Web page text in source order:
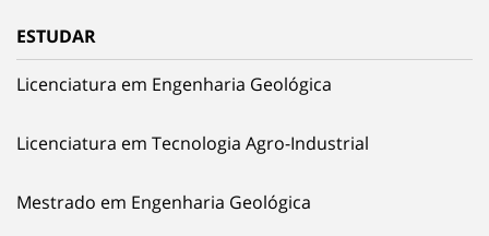
ESTUDAR
Licenciatura em Engenharia Geológica
Licenciatura em Tecnologia Agro-Industrial
Mestrado em Engenharia Geológica